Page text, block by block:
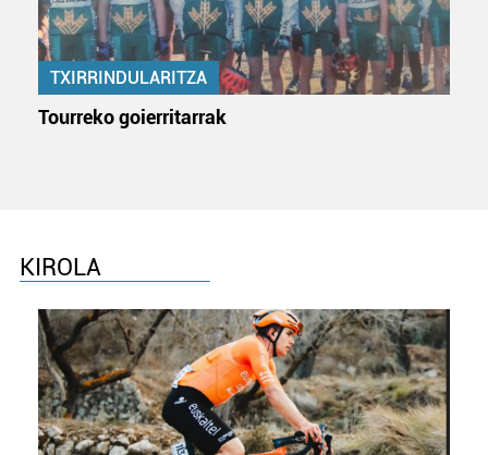
TXIRRINDULARITZA
Tourreko goierritarrak
KIROLA